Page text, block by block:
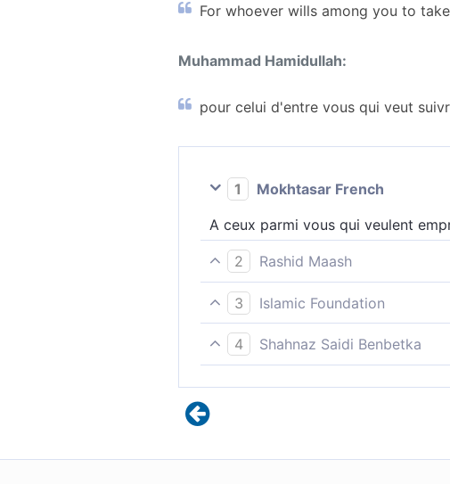
For whoever wills among you to
Muhammad Hamidullah:
pour celui d'entre vous qui veut
1
Mokhtasar French
A ceux parmi vous qui veulent
2
Rashid Maash
28 à ceux d’entre vous qui veulent
3
Islamic Foundation
pour ceux d’entre vous, qui
4
Shahnaz Saidi Benbetka